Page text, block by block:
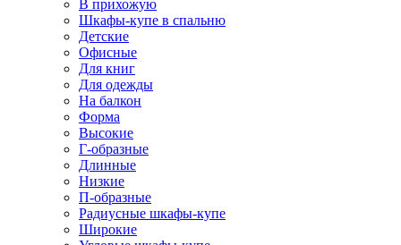
В прихожую
Шкафы-купе в спальню
Детские
Офисные
Для книг
Для одежды
На балкон
Форма
Высокие
Г-образные
Длинные
Низкие
П-образные
Радиусные шкафы-купе
Широкие